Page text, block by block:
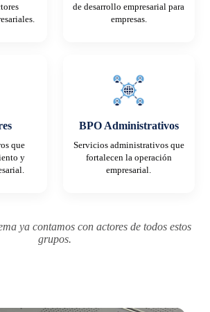
de desarrollo empresarial para
empresas.
que
y
BPO Administrativos
Servicios administrativos que
fortalecen la operación
empresarial.
ya contamos con actores de todos estos
grupos.